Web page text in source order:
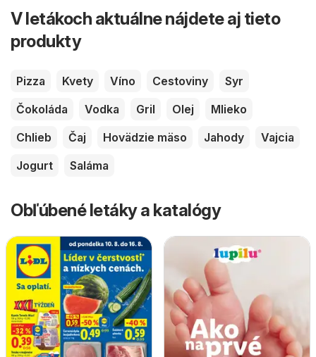
V letákoch aktuálne nájdete aj tieto
produkty
Pizza Kvety Víno Cestoviny
Syr
Čokoláda
Vodka Gril Olej
Mlieko
Chlieb
Čaj Hovädzie mäso Jahody
Vajcia
Jogurt
Saláma
Obľúbené letáky a katalógy